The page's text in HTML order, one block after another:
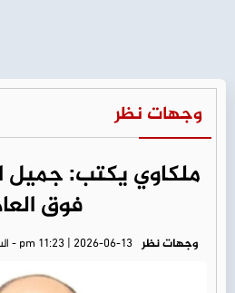
وجهات نظر
ملكاوي يكتب: جميل
فوق
وجهات نظر pm 11:23 | 2026-06-13 - السبت